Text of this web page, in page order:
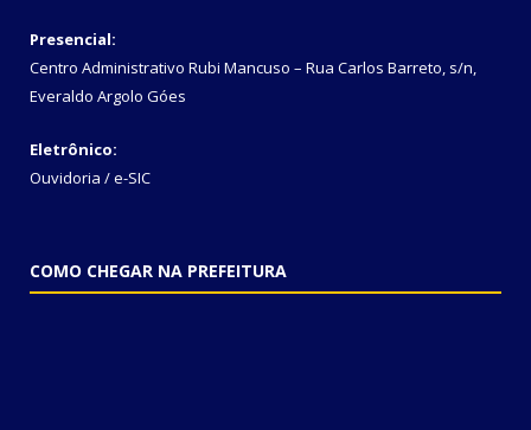
Presencial:
Centro Administrativo Rubi Mancuso – Rua Carlos Barreto, s/n,
Everaldo Argolo Góes
Eletrônico:
Ouvidoria /e-SIC
COMO CHEGAR NA PREFEITURA